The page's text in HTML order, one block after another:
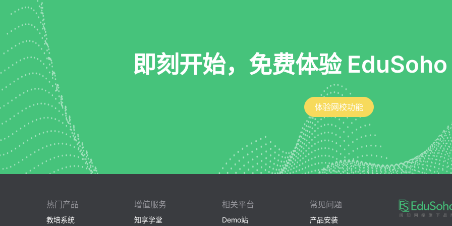
即刻开始，免费体验
体验网校功能
热门产品
教培系统
增值服务
知享学堂
相关平台
Demo站
常见问题
产品安装